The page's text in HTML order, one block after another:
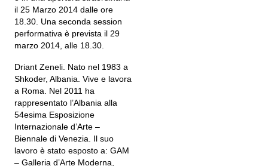
il 25 Marzo 2014 dalle ore
18.30. Una seconda session
performativa è prevista il 29
marzo 2014, alle 18.30.
Driant Zeneli. Nato nel 1983 a
Shkoder, Albania. Vive e lavora
a Roma. Nel 2011 ha
rappresentato l’Albania alla
54esima Esposizione
Internazionale d’Arte –
Biennale di Venezia. Il suo
lavoro è stato esposto a: GAM
– Galleria d’Arte Moderna,